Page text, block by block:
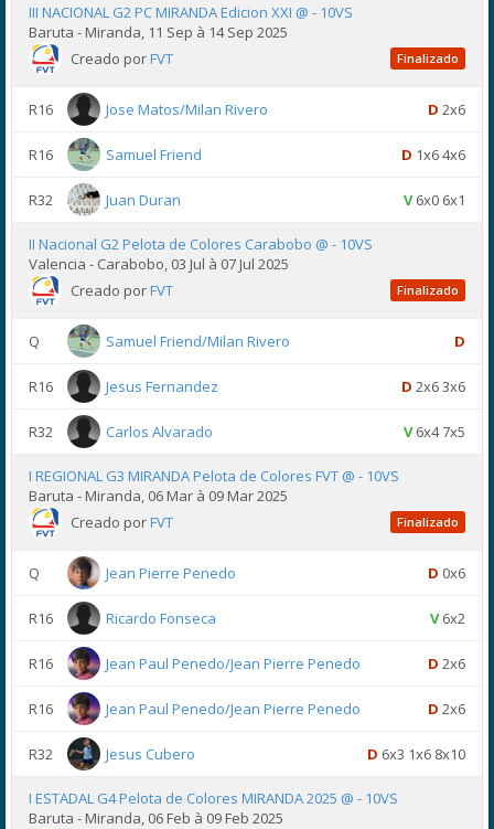
III NACIONAL G2 PC MIRANDA Edicion XXI @ - 10VS
Baruta - Miranda, 11 Sep à 14 Sep 2025
Creado porFVT Finalizado
R16 Jose Matos/Milan Rivero D 2x6
R16 Samuel Friend D 1x6 4x6
R32 Juan Duran V6x0 6x1
II Nacional G2 Pelota de Colores Carabobo @ - 10VS
Valencia - Carabobo, 03 Jul à 07 Jul 2025
Creado porFVT Finalizado
Q Samuel Friend/Milan Rivero D
R16 Jesus Fernandez D 2x6 3x6
R32 Carlos Alvarado V6x4 7x5
I REGIONAL G3 MIRANDA Pelota de Colores FVT @ - 10VS
Baruta - Miranda, 06 Mar à 09 Mar 2025
Creado porFVT Finalizado
Q Jean Pierre Penedo D 0x6
R16 Ricardo Fonseca V6x2
R16 Jean Paul Penedo/Jean Pierre Penedo D 2x6
R16 Jean Paul Penedo/Jean Pierre Penedo D 2x6
R32 Jesus Cubero D 6x3 1x6 8x10
I ESTADAL G4 Pelota de Colores MIRANDA 2025 @ - 10VS
Baruta - Miranda, 06 Feb à 09 Feb 2025